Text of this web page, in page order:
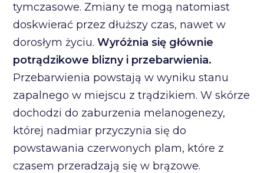
tymczasowe. Zmiany te mogą natomiast
doskwierać przez dłuższy czas, nawet w
dorosłym życiu.Wyróżnia się głównie
potrądzikowe blizny i przebarwienia.
Przebarwienia powstają w wyniku stanu
zapalnego w miejscu z trądzikiem. W skórze
dochodzi do zaburzenia melanogenezy,
której nadmiar przyczynia się do
powstawania czerwonych plam, które z
czasem przeradzają się w brązowe.